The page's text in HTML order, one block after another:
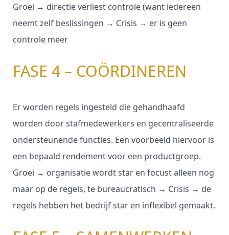
Groei → directie verliest controle (want iedereen
neemt zelf beslissingen → Crisis → er is geen
controle meer
FASE 4 – COÖRDINEREN
Er worden regels ingesteld die gehandhaafd
worden door stafmedewerkers en gecentraliseerde
ondersteunende functies. Een voorbeeld hiervoor is
een bepaald rendement voor een productgroep.
Groei → organisatie wordt star en focust alleen nog
maar op de regels, te bureaucratisch → Crisis → de
regels hebben het bedrijf star en inflexibel gemaakt.